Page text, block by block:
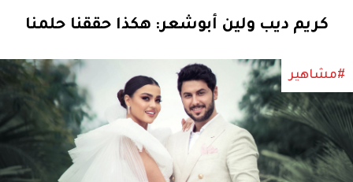
كريم ديب ولين أبوشعر: هكذا حققنا حلمنا
#مشاهير